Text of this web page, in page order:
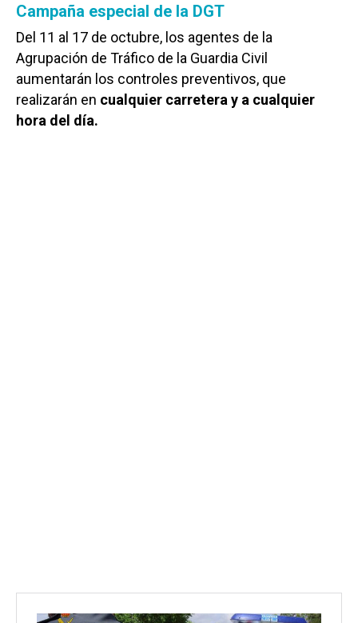
Campaña especial de la DGT
Del 11 al 17 de octubre, los agentes de la
Agrupación de Tráfico de la Guardia Civil
aumentarán los controles preventivos, que
realizarán en cualquier carretera y a cualquier
hora del día.